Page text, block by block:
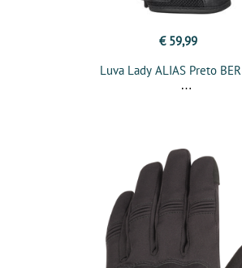
€ 59,99
Luva Lady ALIAS Preto